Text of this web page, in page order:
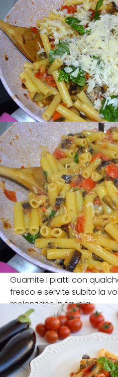
Guarnite i piatti con
fresco e servite subito la
melanzane in tavola.